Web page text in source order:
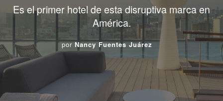
Es el primer hotel de esta disruptiva marca en
América.
por Nancy Fuentes Juárez